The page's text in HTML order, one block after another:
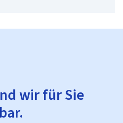
wir für Sie